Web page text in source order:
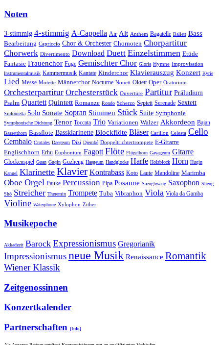
Noten
3-stimmig 4-stimmig A-Cappella Air Alt Anthem Bagatelle Ballett Bass
Bearbeitung Capriccio Chor & Orchester Chornoten Chorpartitur
Chorwerk Divertimento Download Duett Einzelstimmen Etüde
Fantasie Frauenchor Fuge Gemischter Chor Gloria Hymne Improvisation
Instrumentalmusik Kammermusik Kantate Kinderchor Klavierauszug Konzert Kyrie
Lied Messe Motette Männerchor Nocturne Nonett Oktett Oper Oratorium
Orchesterpartitur Orchesterstück Ouvertüre Partitur Präludium
Psalm Quartett Quintett Romanze Rondo Scherzo Septett Serenade Sextett
Sinfonietta Solo Sonate Sopran Stimmen Stück Suite Symphonie
Symphonische Dichtung Tenor Toccata Trio Variationen Walzer Akkordeon Bajan
Bassetthorn Bassflöte Bassklarinette Blockflöte Bläser Carillon Celesta Cello
Cembalo Crotales Daegeum Dizi Djembé Doppeltrichtertrompete E-Gitarre
Englischhorn Erhu Euphonium Fagott Flöte Flügelhorn Gayageum Gitarre
Glockenspiel Guan Guqin Guzheng Haegeum Handglocke Harfe Holzblock Horn Huqin
Kannel Klarinette Klavier Kontrabass Koto Laute Mandoline Marimba
Oboe Orgel Pauke Percussion Pipa Posaune Saenghwang Saxophon Sheng
Shō Streicher Theremin Trompete Tuba Vibraphon Viola Viola da Gamba
Violine Waterphone Xylophon Zither
Musikepoche
Akkadzeit Barock Expressionismus Gregorianik
Impressionismusneue Musik Renaissance Romantik
Wiener Klassik
Zeitgenossinnen
Konzertkalender
Partnerschaften (Info)